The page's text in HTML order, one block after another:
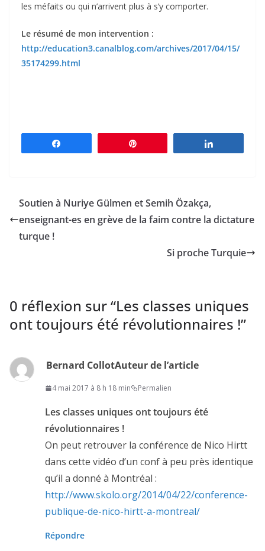
les méfaits ou qui n’arrivent plus à s’y comporter.
Le résumé de mon intervention :
http://education3.canalblog.com/archives/2017/04/15/
35174299.html
Soutien à Nuriye Gülmen et Semih Özakça,
enseignant-es en grève de la faim contre la dictature
turque !
Si proche Turquie
0 réflexion sur “Les classes uniques
ont toujours été révolutionnaires !”
Bernard CollotAuteur de l’article
4 mai 2017 à 8 h 18 min Permalien
Les classes uniques ont toujours été
révolutionnaires !
On peut retrouver la conférence de Nico Hirtt
dans cette vidéo d’un conf à peu près identique
qu’il a donné à Montréal :
http://www.skolo.org/2014/04/22/conference-
publique-de-nico-hirtt-a-montreal/
Répondre